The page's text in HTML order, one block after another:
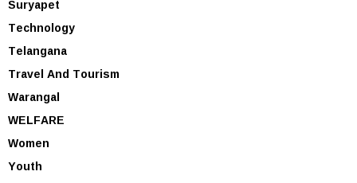
Suryapet
Technology
Telangana
Travel And Tourism
Warangal
WELFARE
Women
Youth